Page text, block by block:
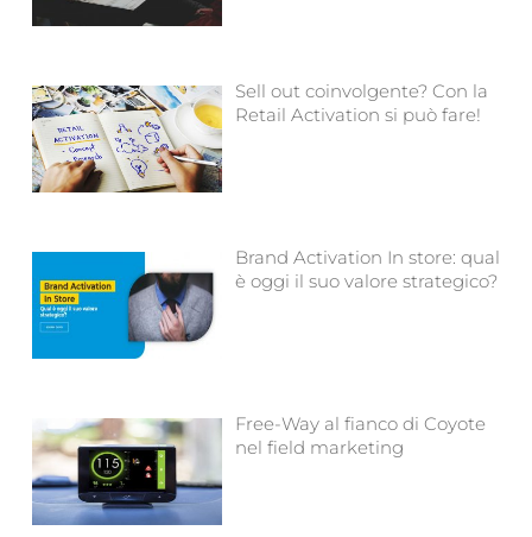
Sell out coinvolgente? Con la
Retail Activation si può fare!
Brand Activation In store: qual
è oggi il suo valore strategico?
Free-Way al fianco di Coyote
nel field marketing